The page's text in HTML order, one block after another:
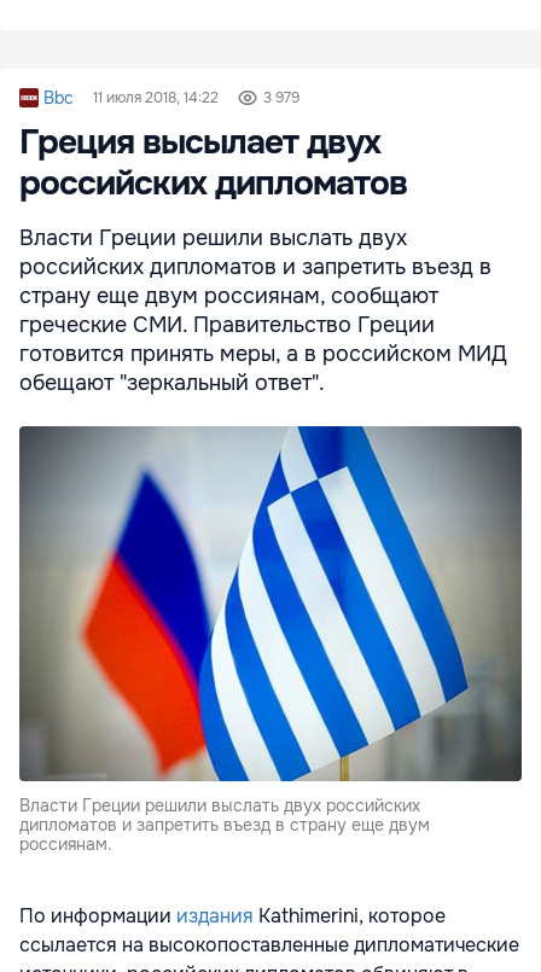
Bbc 11 июля 2018, 14:22 3 979
Греция высылает двух
российских дипломатов
Власти Греции решили выслать двух
российских дипломатов и запретить въезд в
страну еще двум россиянам, сообщают
греческие СМИ. Правительство Греции
готовится принять меры, а в российском МИД
обещают "зеркальный ответ".
Власти Греции решили выслать двух российских
дипломатов и запретить въезд в страну еще двум
россиянам.
По информации издания Kathimerini, которое
ссылается на высокопоставленные дипломатические